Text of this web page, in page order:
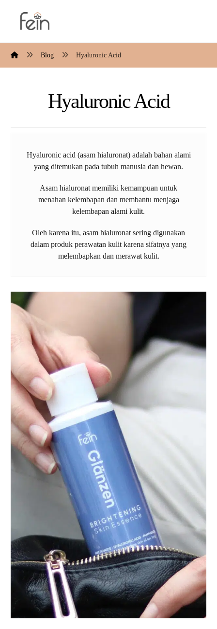
Blog Hyaluronic Acid
Hyaluronic Acid
Hyaluronic acid (asam hialuronat) adalah bahan alami
yang ditemukan pada tubuh manusia dan hewan.
Asam hialuronat memiliki kemampuan untuk
menahan kelembapan dan membantu menjaga
kelembapan alami kulit.
Oleh karena itu, asam hialuronat sering digunakan
dalam produk perawatan kulit karena sifatnya yang
melembapkan dan merawat kulit.